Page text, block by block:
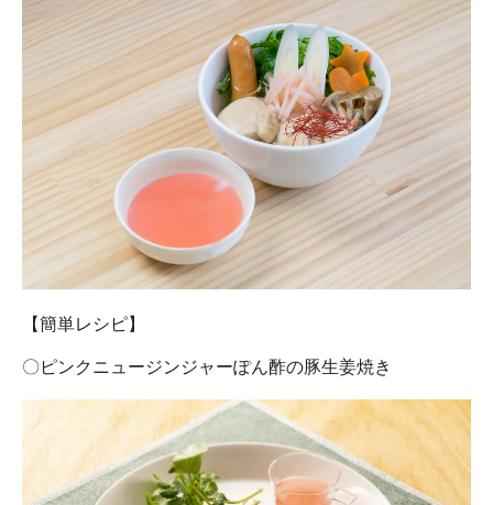
【簡単レシピ】
〇ピンクニュージンジャーぽん酢の豚生姜焼き